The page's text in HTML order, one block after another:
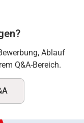
Ablauf
Q&A-Bereich.